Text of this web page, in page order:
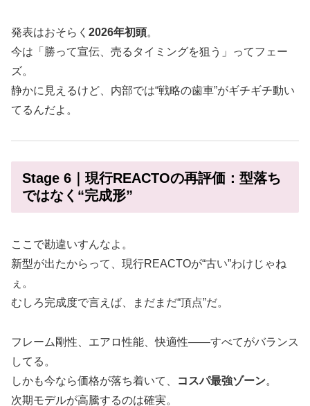
発表はおそらく 2026年初頭。
今は「勝って宣伝、売るタイミングを狙う」ってフェー
ズ。
静かに見えるけど、内部では“戦略の歯車”がギチギチ動い
てるんだよ。
Stage 6｜現行REACTOの再評価：型落ち
ではなく“完成形”
ここで勘違いすんなよ。
新型が出たからって、現行REACTOが“古い”わけじゃね
ぇ。
むしろ完成度で言えば、まだまだ“頂点”だ。
フレーム剛性、エアロ性能、快適性――すべてがバランス
してる。
しかも今なら価格が落ち着いて、
コスパ最強ゾーン。
次期モデルが高騰するのは確実。